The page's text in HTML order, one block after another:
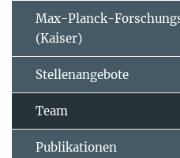
Max-Planck-
(Kaiser)
Stellenangebote
Team
Publikationen